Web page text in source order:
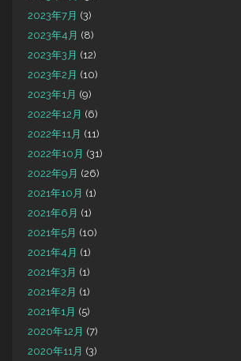
2023年7月 (3)
2023年4月 (8)
2023年3月 (12)
2023年2月 (10)
2023年1月 (9)
2022年12月 (6)
2022年11月 (11)
2022年10月 (31)
2022年9月 (26)
2021年10月 (1)
2021年6月 (1)
2021年5月 (10)
2021年4月 (1)
2021年3月 (1)
2021年2月 (1)
2021年1月 (5)
2020年12月 (7)
2020年11月 (3)